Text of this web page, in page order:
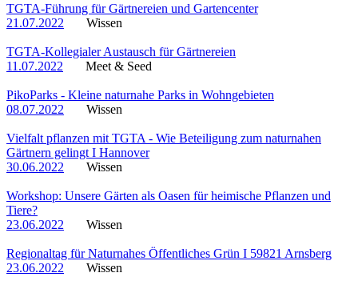
TGTA-Führung für Gärtnereien und Gartencenter
21.07.2022
Wissen
TGTA-Kollegialer Austausch für Gärtnereien
11.07.2022
Meet & Seed
PikoParks - Kleine naturnahe Parks in Wohngebieten
08.07.2022
Wissen
Vielfalt pflanzen mit TGTA - Wie Beteiligung zum naturnahen
Gärtnern gelingt I Hannover
30.06.2022
Wissen
Workshop: Unsere Gärten als Oasen für heimische Pflanzen und
Tiere?
23.06.2022
Wissen
Regionaltag für Naturnahes Öffentliches Grün I 59821 Arnsberg
23.06.2022
Wissen